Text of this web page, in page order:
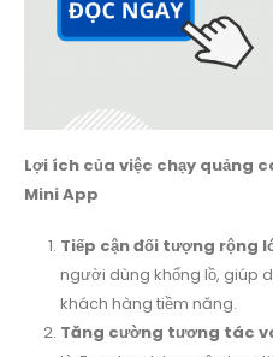
Lợi ích của việc chạy quảng
Mini App
Tiếp cận đối tượng rộng
người dùng khổng lồ, giúp
khách hàng tiềm năng.
Tăng cường tương tác